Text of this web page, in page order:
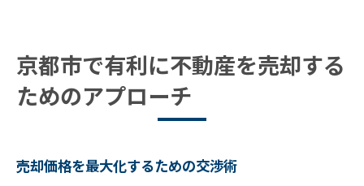
京都市で有利に不動産を売却する
ためのアプローチ
売却価格を最大化するための交渉術